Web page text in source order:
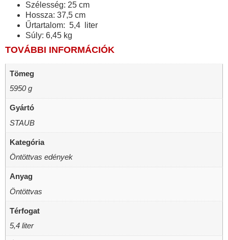
Szélesség: 25 cm
Hossza: 37,5 cm
Űrtartalom: 5,4 liter
Súly: 6,45 kg
TOVÁBBI INFORMÁCIÓK
Tömeg
5950 g
Gyártó
STAUB
Kategória
Öntöttvas edények
Anyag
Öntöttvas
Térfogat
5,4 liter